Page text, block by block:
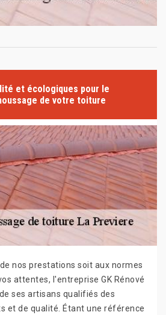
et écologiques pour le
de votre toiture
nos prestations soit aux normes
attentes, l'entreprise GK Rénové
ses artisans qualifiés des
et de qualité. Étant une référence